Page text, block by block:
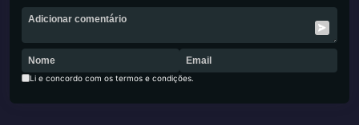
Li e concordo com os termos e condições.